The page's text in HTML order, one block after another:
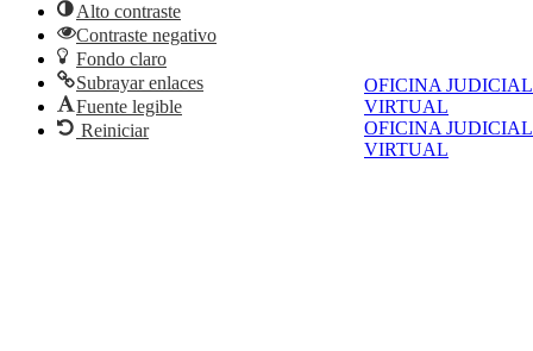
OFICINA JUDICIAL
VIRTUAL
OFICINA JUDICIAL
VIRTUAL
Alto contraste
Contraste negativo
Fondo claro
Subrayar enlaces
Fuente legible
Reiniciar